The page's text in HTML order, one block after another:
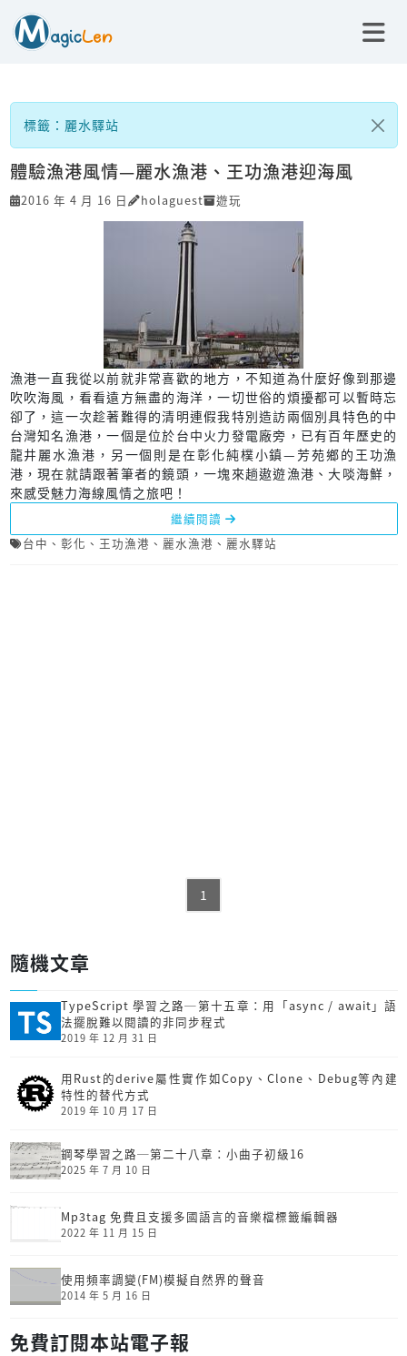
標籤：麗水驛站
體驗漁港風情—麗水漁港、王功漁港迎海風
2016 年 4 月 16 日 holaguest 遊玩
漁港一直我從以前就非常喜歡的地方，不知道為什麼好像到那邊
吹吹海風，看看遠方無盡的海洋，一切世俗的煩擾都可以暫時忘
卻了，這一次趁著難得的清明連假我特別造訪兩個別具特色的中
台灣知名漁港，一個是位於台中火力發電廠旁，已有百年歷史的
龍井麗水漁港，另一個則是在彰化純樸小鎮—芳苑鄉的王功漁
港，現在就請跟著筆者的鏡頭，一塊來趟遨遊漁港、大啖海鮮，
來感受魅力海線風情之旅吧！
繼續閱讀
台中 、 彰化 、 王功漁港 、 麗水漁港 、 麗水驛站
1
隨機文章
TypeScript 學習之路─第十五章：用「async / await」語
法擺脫難以閱讀的非同步程式
2019 年 12 月 31 日
用Rust的derive屬性實作如Copy、Clone、Debug等內建
特性的替代方式
2019 年 10 月 17 日
鋼琴學習之路─第二十八章：小曲子初級16
2025 年 7 月 10 日
Mp3tag 免費且支援多國語言的音樂檔標籤編輯器
2022 年 11 月 15 日
使用頻率調變(FM)模擬自然界的聲音
2014 年 5 月 16 日
免費訂閱本站電子報